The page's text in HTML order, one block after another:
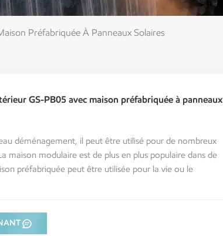
Préfabriquée À Panneaux Solaires
GS-PB05 avec maison préfabriquée à panneaux
déménagement, il peut être utilisé pour de nombreux
maison modulaire est de plus en plus populaire dans de
préfabriquée peut être utilisée pour la vie ou le